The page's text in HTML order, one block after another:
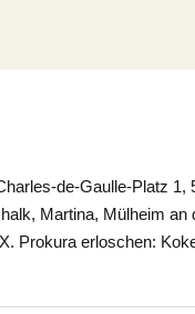
de-Gaulle-Platz 1,
Martina, Mülheim
Prokura erloschen: